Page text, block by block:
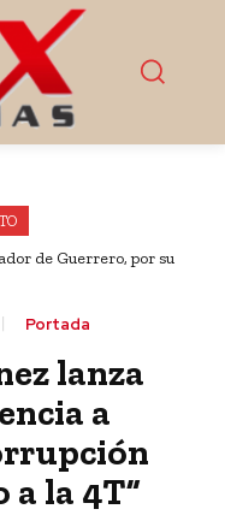
de Guerrero, por su
Portada
lanza
a
a la 4T”